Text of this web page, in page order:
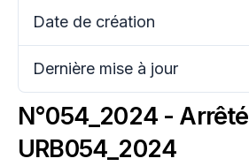
Date de création
Dernière mise à jour
N°054_2024 - Arrêté
URB054_2024